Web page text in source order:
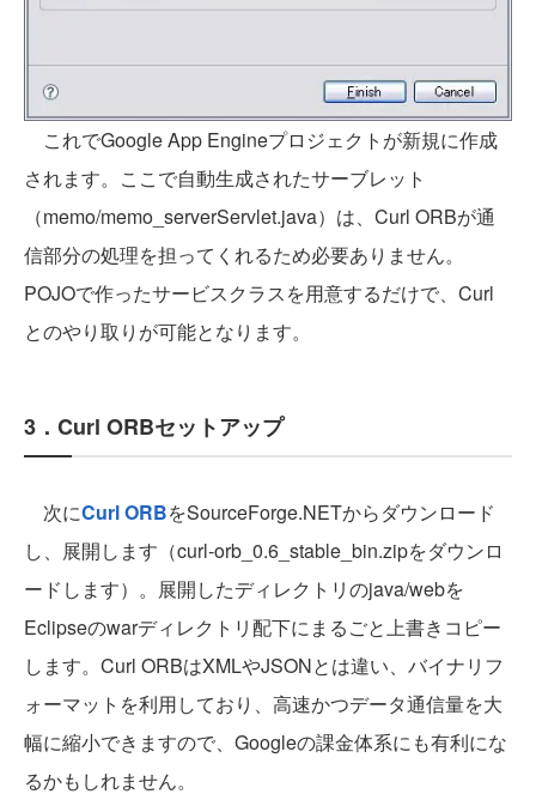
これでGoogle App Engineプロジェクトが新規に作成
されます。ここで自動生成されたサーブレット
（memo/memo_serverServlet.java）は、Curl ORBが通
信部分の処理を担ってくれるため必要ありません。
POJOで作ったサービスクラスを用意するだけで、Curl
とのやり取りが可能となります。
3．Curl ORBセットアップ
次にCurl ORBをSourceForge.NETからダウンロード
し、展開します（curl-orb_0.6_stable_bin.zipをダウンロ
ードします）。展開したディレクトリのjava/webを
Eclipseのwarディレクトリ配下にまるごと上書きコピー
します。Curl ORBはXMLやJSONとは違い、バイナリフ
ォーマットを利用しており、高速かつデータ通信量を大
幅に縮小できますので、Googleの課金体系にも有利にな
るかもしれません。